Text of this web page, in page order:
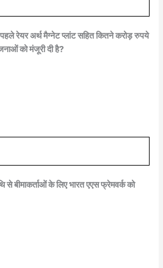
रेयर अर्थ मैग्नेट प्लांट सहित कितने करोड़ रुपये
को मंजूरी दी है?
से बीमाकर्ताओं के लिए भारत एएस फ्रेमवर्क को